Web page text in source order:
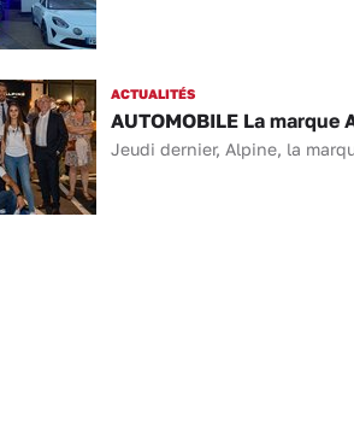
ACTUALITÉS
AUTOMOBILE La
Jeudi dernier, Alpine, la